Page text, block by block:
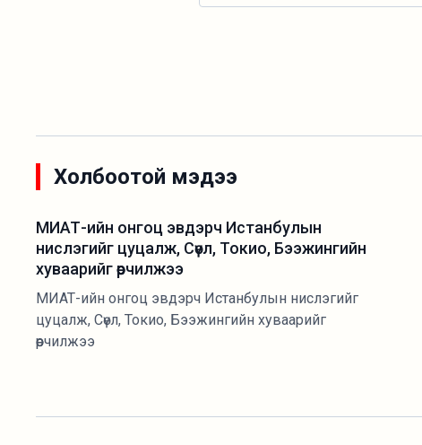
Холбоотой мэдээ
МИАТ-ийн онгоц эвдэрч Истанбулын
нислэгийг цуцалж, Сөүл, Токио, Бээжингийн
хуваарийг өөрчилжээ
МИАТ-ийн онгоц эвдэрч Истанбулын нислэгийг
цуцалж, Сөүл, Токио, Бээжингийн хуваарийг
өөрчилжээ